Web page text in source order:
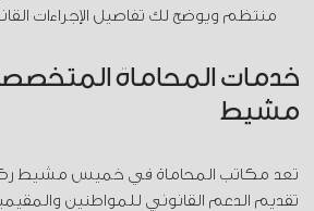
منتظم ويوضح لك تفاصيل الإجراءات
خدمات المحاماة
مشيط
تعد مكاتب المحاماة في خميس مشيط
تقديم الدعم القانوني للمواطنين